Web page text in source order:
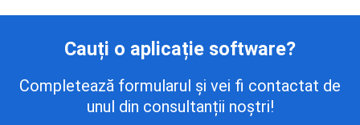
Cauți o aplicație software?
Completează formularul și vei fi contactat de
unul din consultanții noștri!